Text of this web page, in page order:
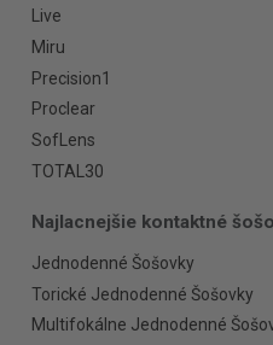
Live
Miru
Precision1
Proclear
SofLens
TOTAL30
Najlacnejšie kontaktné
Jednodenné Šošovky
Torické Jednodenné Šošovky
Multifokálne Jednodenné